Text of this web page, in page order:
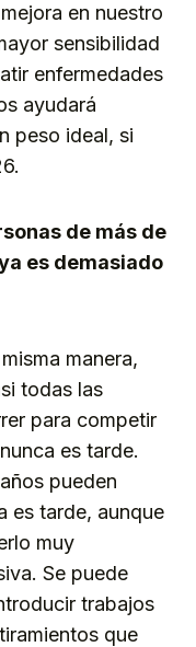
en nuestro
sensibilidad
enfermedades
ayudará
peso ideal, si
de más de
es demasiado
manera,
todas las
para competir
es tarde.
pueden
es tarde, aunque
muy
Se puede
trabajos
que